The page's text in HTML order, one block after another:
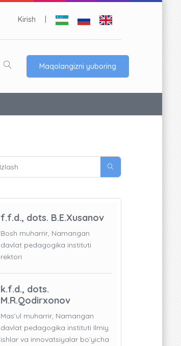
Kirish
Maqolangizni yuboring
f.f.d., dots. B.E.Xusanov
Bosh muharrir, Namangan
davlat pedagogika instituti
rektori
k.f.d., dots.
M.R.Qodirxonov
Mas’ul muharrir, Namangan
davlat pedagogika instituti Ilmiy
ishlar va innovatsiyalar bo’yicha